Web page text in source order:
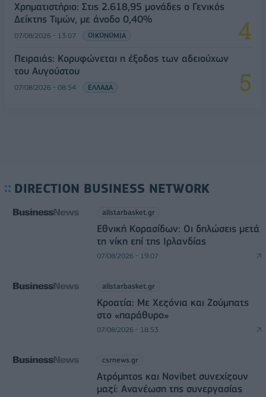
Χρηματιστήριο: Στις 2.618,95 μονάδες ο Γενικός
Δείκτης Τιμών, με άνοδο 0,40%
07/08/2026 - 13:07 ΟΙΚΟΝΟΜΙΑ
Πειραιάς: Κορυφώνεται η έξοδος των αδειούχων
του Αυγούστου
07/08/2026 - 08:54 ΕΛΛΑΔΑ
DIRECTION BUSINESS NETWORK
allstarbasket.gr
Εθνική Κορασίδων: Οι δηλώσεις μετά
τη νίκη επί της Ιρλανδίας
07/08/2026 - 19:07
allstarbasket.gr
Κροατία: Με Χεζόνια και Ζούμπατς
στο «παράθυρο»
07/08/2026 - 18:53
csrnews.gr
Ατρόμητος και Novibet συνεχίζουν
μαζί: Ανανέωση της συνεργασίας